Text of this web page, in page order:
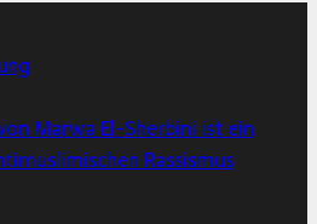
Marwa El-Sherbini ist ein
Rassismus